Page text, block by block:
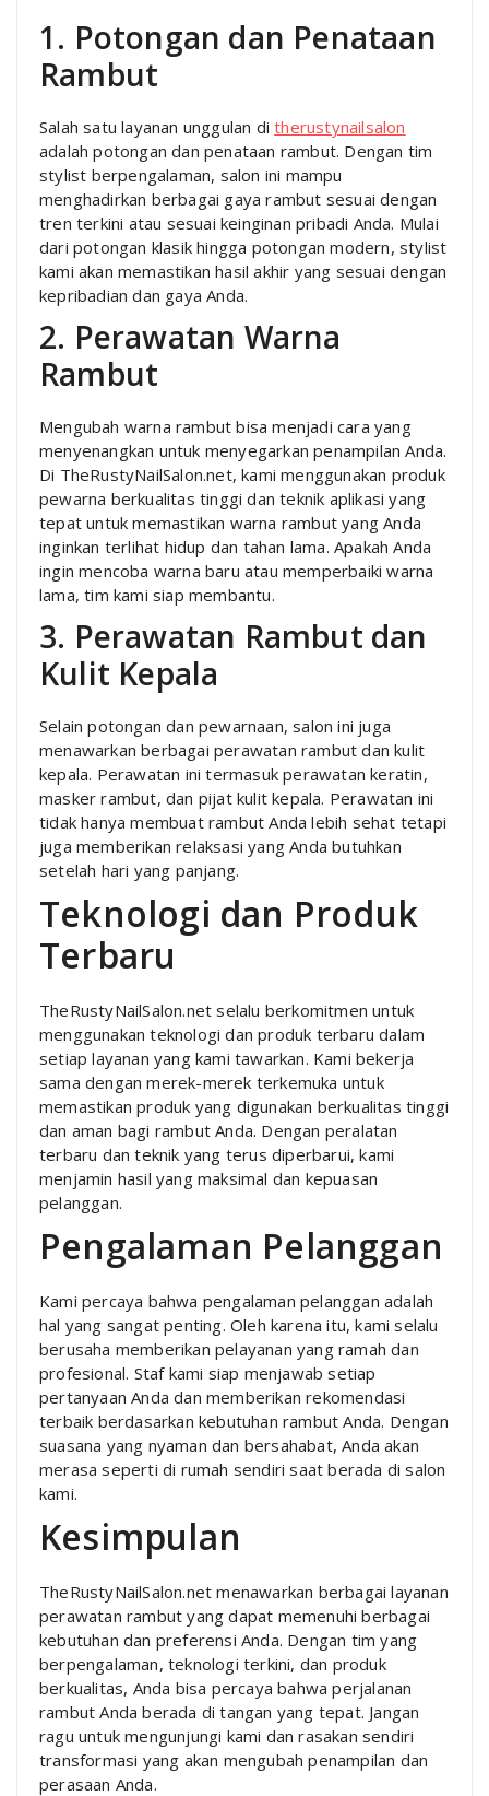
1. Potongan dan Penataan
Rambut
Salah satu layanan unggulan ditherustynailsalon
adalah potongan dan penataan rambut. Dengan tim
stylist berpengalaman, salon ini mampu
menghadirkan berbagai gaya rambut sesuai dengan
tren terkini atau sesuai keinginan pribadi Anda. Mulai
dari potongan klasik hingga potongan modern, stylist
kami akan memastikan hasil akhir yang sesuai dengan
kepribadian dan gaya Anda.
2. Perawatan Warna
Rambut
Mengubah warna rambut bisa menjadi cara yang
menyenangkan untuk menyegarkan penampilan Anda.
Di TheRustyNailSalon.net, kami menggunakan produk
pewarna berkualitas tinggi dan teknik aplikasi yang
tepat untuk memastikan warna rambut yang Anda
inginkan terlihat hidup dan tahan lama. Apakah Anda
ingin mencoba warna baru atau memperbaiki warna
lama, tim kami siap membantu.
3. Perawatan Rambut dan
Kulit Kepala
Selain potongan dan pewarnaan, salon ini juga
menawarkan berbagai perawatan rambut dan kulit
kepala. Perawatan ini termasuk perawatan keratin,
masker rambut, dan pijat kulit kepala. Perawatan ini
tidak hanya membuat rambut Anda lebih sehat tetapi
juga memberikan relaksasi yang Anda butuhkan
setelah hari yang panjang.
Teknologi dan Produk
Terbaru
TheRustyNailSalon.net selalu berkomitmen untuk
menggunakan teknologi dan produk terbaru dalam
setiap layanan yang kami tawarkan. Kami bekerja
sama dengan merek-merek terkemuka untuk
memastikan produk yang digunakan berkualitas tinggi
dan aman bagi rambut Anda. Dengan peralatan
terbaru dan teknik yang terus diperbarui, kami
menjamin hasil yang maksimal dan kepuasan
pelanggan.
Pengalaman Pelanggan
Kami percaya bahwa pengalaman pelanggan adalah
hal yang sangat penting. Oleh karena itu, kami selalu
berusaha memberikan pelayanan yang ramah dan
profesional. Staf kami siap menjawab setiap
pertanyaan Anda dan memberikan rekomendasi
terbaik berdasarkan kebutuhan rambut Anda. Dengan
suasana yang nyaman dan bersahabat, Anda akan
merasa seperti di rumah sendiri saat berada di salon
kami.
Kesimpulan
TheRustyNailSalon.net menawarkan berbagai layanan
perawatan rambut yang dapat memenuhi berbagai
kebutuhan dan preferensi Anda. Dengan tim yang
berpengalaman, teknologi terkini, dan produk
berkualitas, Anda bisa percaya bahwa perjalanan
rambut Anda berada di tangan yang tepat. Jangan
ragu untuk mengunjungi kami dan rasakan sendiri
transformasi yang akan mengubah penampilan dan
perasaan Anda.